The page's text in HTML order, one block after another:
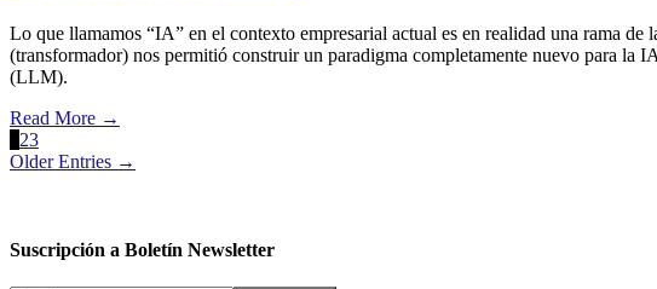
Lo que llamamos “IA” en el contexto empresarial actual es en realidad una rama
(transformador) nos permitió construir un paradigma completamente nuevo para la
(LLM).
Read More →
23
Older Entries →
Suscripción a Boletín Newsletter